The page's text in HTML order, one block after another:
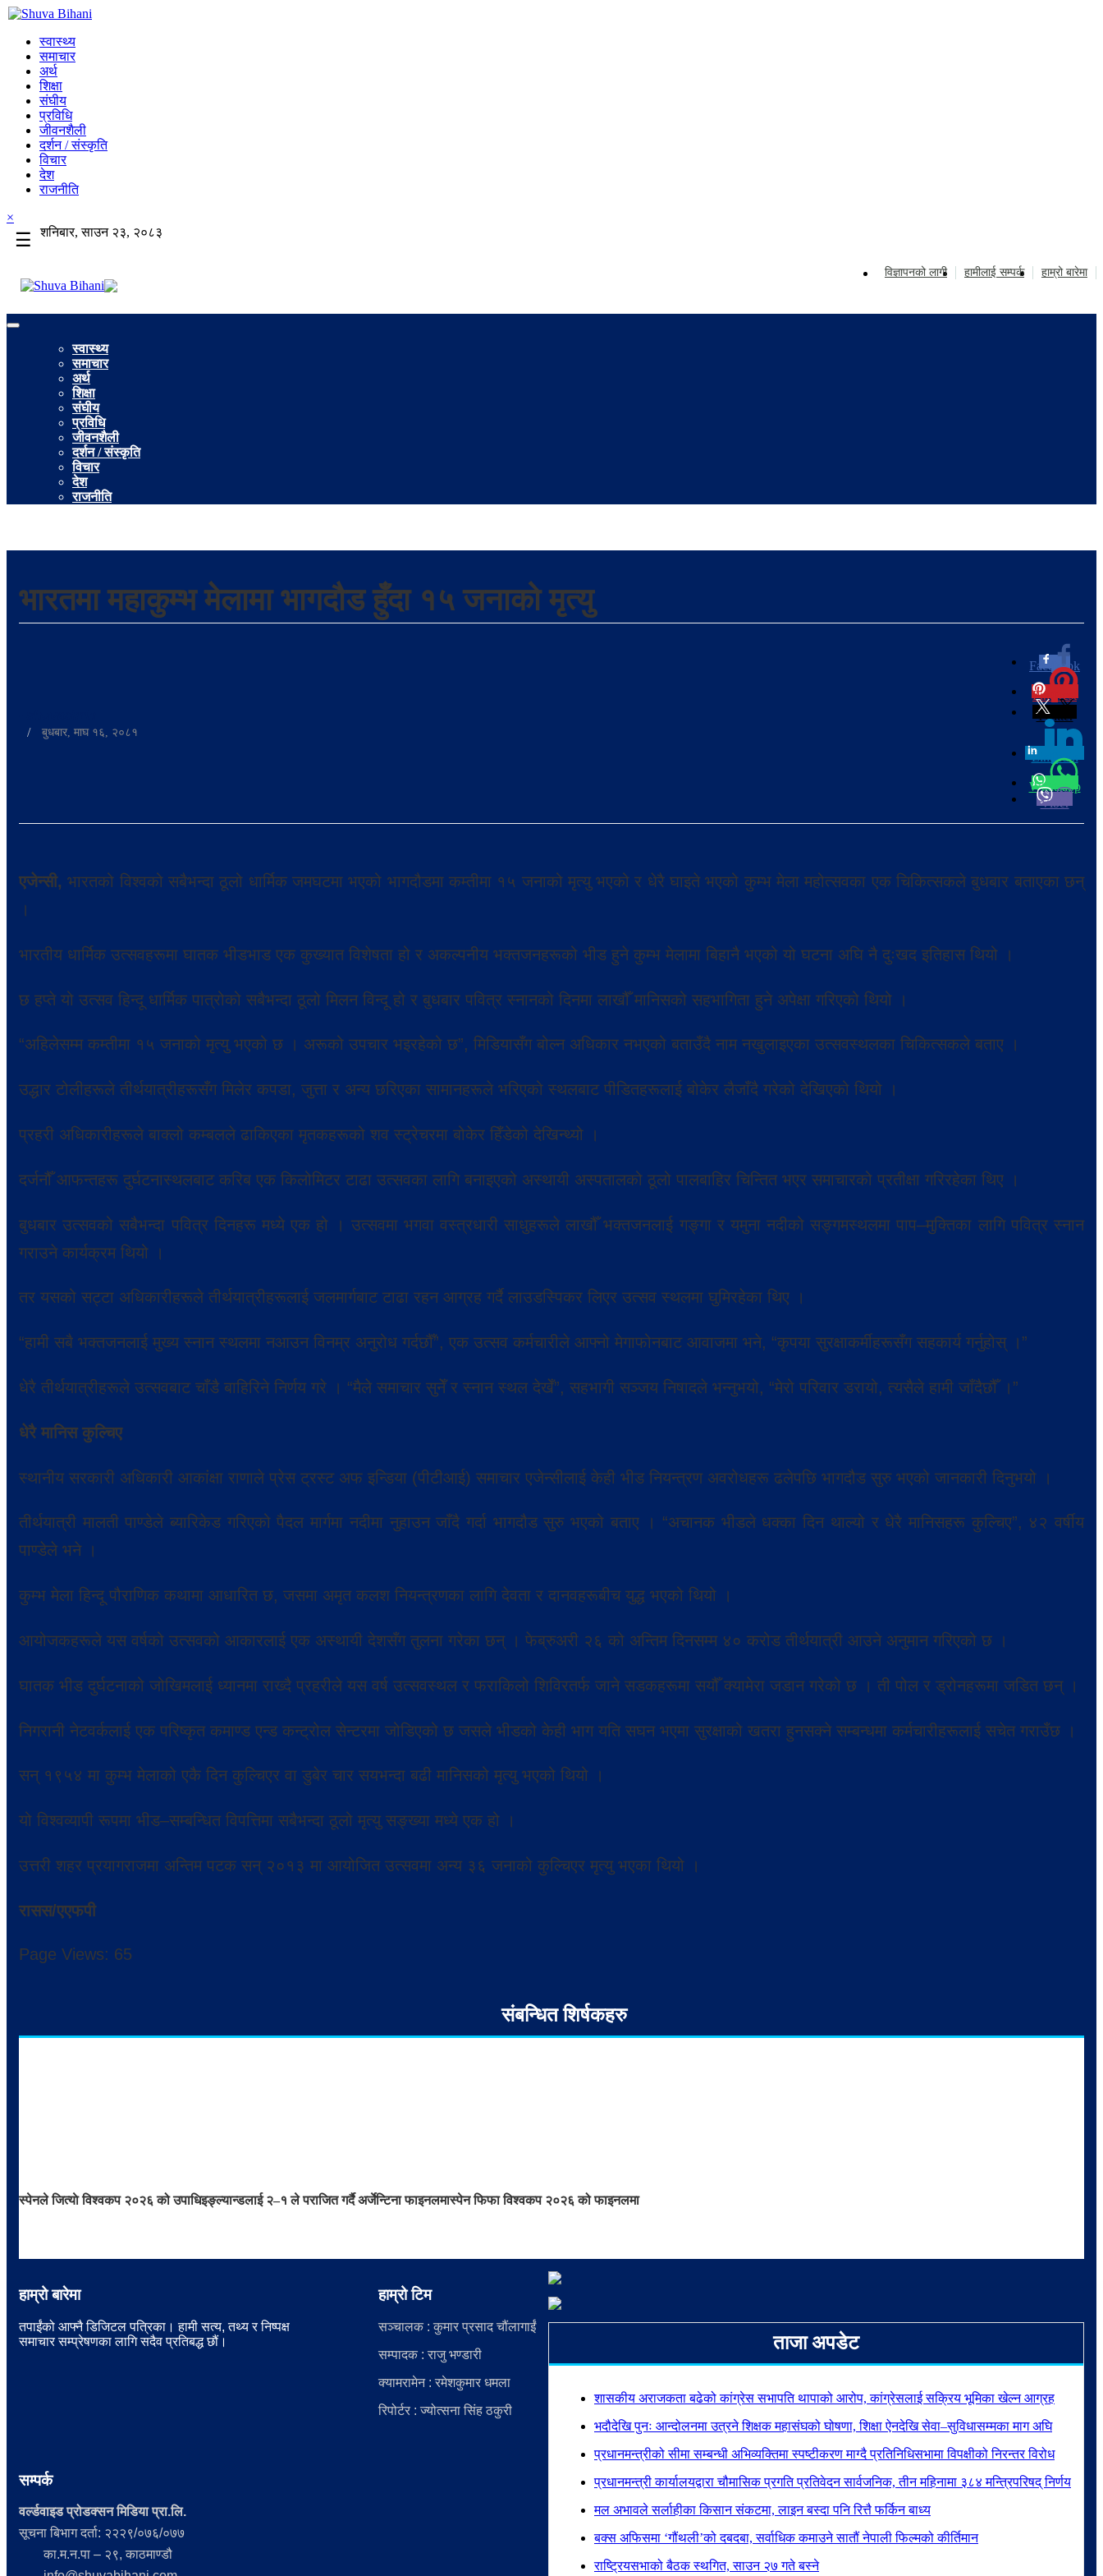
स्वास्थ्य
समाचार
अर्थ
शिक्षा
संघीय
प्रविधि
जीवनशैली
दर्शन / संस्कृति
विचार
देश
राजनीति
×
☰ शनिबार, साउन २३, २०८३
हाम्रो बारेमा
हामीलाई सम्पर्क
विज्ञापनको लागी
स्वास्थ्य
समाचार
अर्थ
शिक्षा
संघीय
प्रविधि
जीवनशैली
दर्शन / संस्कृति
विचार
देश
राजनीति
भारतमा महाकुम्भ मेलामा भागदौड हुँदा १५ जनाको मृत्यु
/
बुधबार, माघ १६, २०८१
Facebook
0
Pinterest
Twitter
Linkedin
0
Whatsapp
Viber
एजेन्सी, भारतको विश्वको सबैभन्दा ठूलो धार्मिक जमघटमा भएको भागदौडमा कम्तीमा १५ जनाको मृत्यु भएको र धेरै घाइते भएको कुम्भ मेला महोत्सवका एक चिकित्सकले बुधबार बताएका छन्
।
भारतीय धार्मिक उत्सवहरूमा घातक भीडभाड एक कुख्यात विशेषता हो र अकल्पनीय भक्तजनहरूको भीड हुने कुम्भ मेलामा बिहानै भएको यो घटना अघि नै दुःखद इतिहास थियो ।
छ हप्ते यो उत्सव हिन्दू धार्मिक पात्रोको सबैभन्दा ठूलो मिलन विन्दू हो र बुधबार पवित्र स्नानको दिनमा लाखौँ मानिसको सहभागिता हुने अपेक्षा गरिएको थियो ।
“अहिलेसम्म कम्तीमा १५ जनाको मृत्यु भएको छ । अरूको उपचार भइरहेको छ”, मिडियासँग बोल्न अधिकार नभएको बताउँदै नाम नखुलाइएका उत्सवस्थलका चिकित्सकले बताए ।
उद्धार टोलीहरूले तीर्थयात्रीहरूसँग मिलेर कपडा, जुत्ता र अन्य छरिएका सामानहरूले भरिएको स्थलबाट पीडितहरूलाई बोकेर लैजाँदै गरेको देखिएको थियो ।
प्रहरी अधिकारीहरूले बाक्लो कम्बलले ढाकिएका मृतकहरूको शव स्ट्रेचरमा बोकेर हिँडेको देखिन्थ्यो ।
दर्जनौँ आफन्तहरू दुर्घटनास्थलबाट करिब एक किलोमिटर टाढा उत्सवका लागि बनाइएको अस्थायी अस्पतालको ठूलो पालबाहिर चिन्तित भएर समाचारको प्रतीक्षा गरिरहेका थिए ।
बुधबार उत्सवको सबैभन्दा पवित्र दिनहरू मध्ये एक हो । उत्सवमा भगवा वस्त्रधारी साधुहरूले लाखौँ भक्तजनलाई गङ्गा र यमुना नदीको सङ्गमस्थलमा पाप–मुक्तिका लागि पवित्र स्नान
गराउने कार्यक्रम थियो ।
तर यसको सट्टा अधिकारीहरूले तीर्थयात्रीहरूलाई जलमार्गबाट टाढा रहन आग्रह गर्दै लाउडस्पिकर लिएर उत्सव स्थलमा घुमिरहेका थिए ।
“हामी सबै भक्तजनलाई मुख्य स्नान स्थलमा नआउन विनम्र अनुरोध गर्दछौँ”, एक उत्सव कर्मचारीले आफ्नो मेगाफोनबाट आवाजमा भने, “कृपया सुरक्षाकर्मीहरूसँग सहकार्य गर्नुहोस् ।”
धेरै तीर्थयात्रीहरूले उत्सवबाट चाँडै बाहिरिने निर्णय गरे । “मैले समाचार सुनेँ र स्नान स्थल देखेँ”, सहभागी सञ्जय निषादले भन्नुभयो, “मेरो परिवार डरायो, त्यसैले हामी जाँदैछौँ ।”
धेरै मानिस कुल्चिए
स्थानीय सरकारी अधिकारी आकांक्षा राणाले प्रेस ट्रस्ट अफ इन्डिया (पीटीआई) समाचार एजेन्सीलाई केही भीड नियन्त्रण अवरोधहरू ढलेपछि भागदौड सुरु भएको जानकारी दिनुभयो ।
तीर्थयात्री मालती पाण्डेले ब्यारिकेड गरिएको पैदल मार्गमा नदीमा नुहाउन जाँदै गर्दा भागदौड सुरु भएको बताए । “अचानक भीडले धक्का दिन थाल्यो र धेरै मानिसहरू कुल्चिए”, ४२ वर्षीय
पाण्डेले भने ।
कुम्भ मेला हिन्दू पौराणिक कथामा आधारित छ, जसमा अमृत कलश नियन्त्रणका लागि देवता र दानवहरूबीच युद्ध भएको थियो ।
आयोजकहरूले यस वर्षको उत्सवको आकारलाई एक अस्थायी देशसँग तुलना गरेका छन् । फेब्रुअरी २६ को अन्तिम दिनसम्म ४० करोड तीर्थयात्री आउने अनुमान गरिएको छ ।
घातक भीड दुर्घटनाको जोखिमलाई ध्यानमा राख्दै प्रहरीले यस वर्ष उत्सवस्थल र फराकिलो शिविरतर्फ जाने सडकहरूमा सयौँ क्यामेरा जडान गरेको छ । ती पोल र ड्रोनहरूमा जडित छन् ।
निगरानी नेटवर्कलाई एक परिष्कृत कमाण्ड एन्ड कन्ट्रोल सेन्टरमा जोडिएको छ जसले भीडको केही भाग यति सघन भएमा सुरक्षाको खतरा हुनसक्ने सम्बन्धमा कर्मचारीहरूलाई सचेत गराउँछ ।
सन् १९५४ मा कुम्भ मेलाको एकै दिन कुल्चिएर वा डुबेर चार सयभन्दा बढी मानिसको मृत्यु भएको थियो ।
यो विश्वव्यापी रूपमा भीड–सम्बन्धित विपत्तिमा सबैभन्दा ठूलो मृत्यु सङ्ख्या मध्ये एक हो ।
उत्तरी शहर प्रयागराजमा अन्तिम पटक सन् २०१३ मा आयोजित उत्सवमा अन्य ३६ जनाको कुल्चिएर मृत्यु भएका थियो ।
रासस/एएफपी
Page Views: 65
संबन्धित शिर्षकहरु
स्पेनले जित्याे विश्वकप २०२६ को उपाधिइङ्ल्यान्डलाई २–१ ले पराजित गर्दै अर्जेन्टिना फाइनलमास्पेन फिफा विश्वकप २०२६ को फाइनलमा
ताजा अपडेट
शासकीय अराजकता बढेको कांग्रेस सभापति थापाको आरोप, कांग्रेसलाई सक्रिय भूमिका खेल्न आग्रह
भदौदेखि पुनः आन्दोलनमा उत्रने शिक्षक महासंघको घोषणा, शिक्षा ऐनदेखि सेवा–सुविधासम्मका माग अघि
प्रधानमन्त्रीको सीमा सम्बन्धी अभिव्यक्तिमा स्पष्टीकरण माग्दै प्रतिनिधिसभामा विपक्षीको निरन्तर विरोध
प्रधानमन्त्री कार्यालयद्वारा चौमासिक प्रगति प्रतिवेदन सार्वजनिक, तीन महिनामा ३८४ मन्त्रिपरिषद् निर्णय
मल अभावले सर्लाहीका किसान संकटमा, लाइन बस्दा पनि रित्तै फर्किन बाध्य
बक्स अफिसमा ‘गौंथली’को दबदबा, सर्वाधिक कमाउने सातौं नेपाली फिल्मको कीर्तिमान
राष्ट्रियसभाको बैठक स्थगित, साउन २७ गते बस्ने
हाम्रो बारेमा
तपाईंको आफ्नै डिजिटल पत्रिका। हामी सत्य, तथ्य र निष्पक्ष
समाचार सम्प्रेषणका लागि सदैव प्रतिबद्ध छौं।
हाम्रो टिम
सञ्चालक : कुमार प्रसाद चौंलागाईं
सम्पादक : राजु भण्डारी
क्यामरामेन : रमेशकुमार धमला
रिपोर्टर : ज्योत्सना सिंह ठकुरी
सम्पर्क
वर्ल्डवाइड प्रोडक्सन मिडिया प्रा.लि.
सूचना बिभाग दर्ता: २२२९/०७६/०७७
का.म.न.पा – २९, काठमाण्डौ